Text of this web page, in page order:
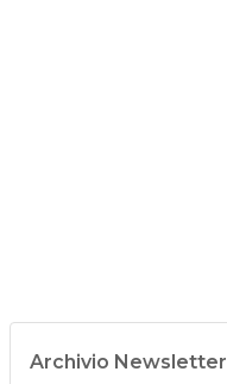
Archivio Newsletter